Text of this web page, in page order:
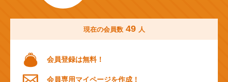
現在の会員数 49 人
会員登録は無料！
会員専用マイページを作成！